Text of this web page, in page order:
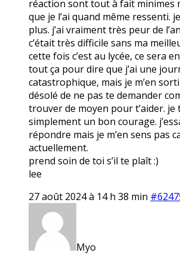
réaction sont tout à fait minimes
que je l’ai quand même ressenti.
plus. j’ai vraiment très peur de
c’était très difficile sans ma
cette fois c’est au lycée, ce sera
tout ça pour dire que j’ai une
catastrophique, mais je m’en
désolé de ne pas te demander
trouver de moyen pour t’aider. je
simplement un bon courage.
répondre mais je m’en sens pas
actuellement.
prend soin de toi s’il te plaît :)
lee
27 août 2024 à 14 h 38 min
Myo